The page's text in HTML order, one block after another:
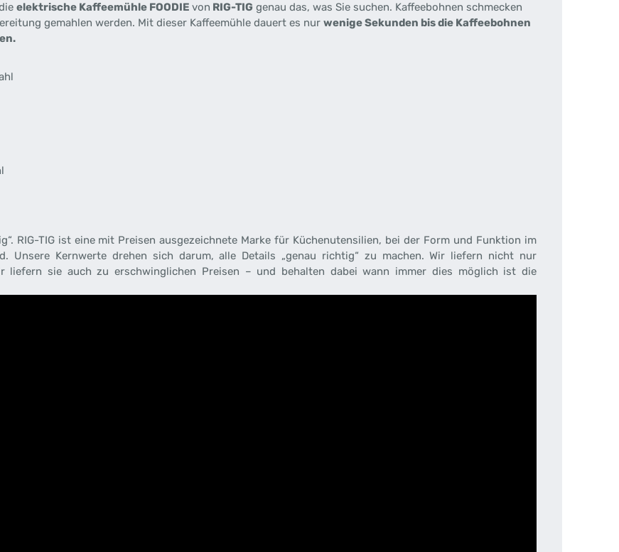
elektrische Kaffeemühle FOODIE von RIG-TIG genau das, was Sie suchen. Kaffeebohnen schmecken
gemahlen werden. Mit dieser Kaffeemühle dauert es nur wenige Sekunden bis die Kaffeebohnen
RIG-TIG ist eine mit Preisen ausgezeichnete Marke für Küchenutensilien, bei der Form und Funktion im
Unsere Kernwerte drehen sich darum, alle Details „genau richtig“ zu machen. Wir liefern nicht nur
liefern sie auch zu erschwinglichen Preisen – und behalten dabei wann immer dies möglich ist die